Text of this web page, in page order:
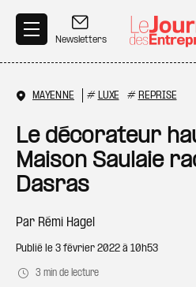
Newsletters
MAYENNE # LUXE # REPRISE
Le décorateur
Maison Saulaie
Dasras
Par Rémi Hagel
Publié le 3 février 2022 à 10h53
3 min de lecture